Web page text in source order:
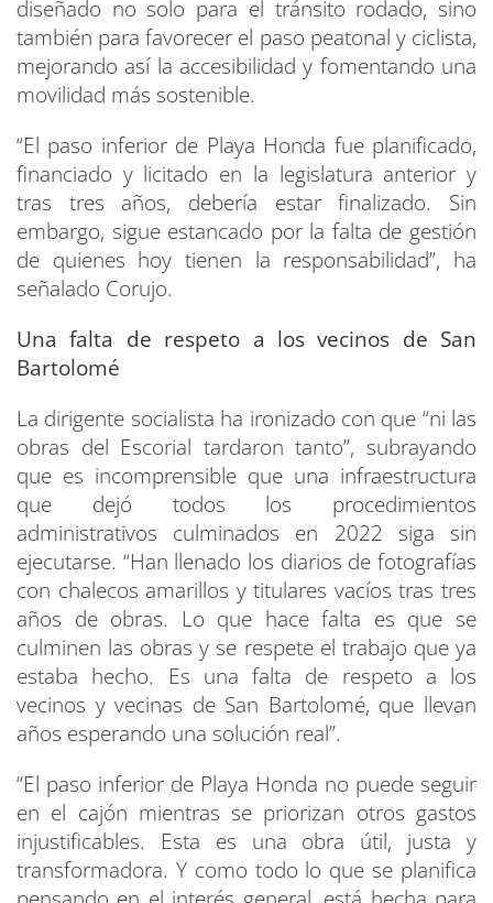
diseñado no solo para el tránsito rodado, sino
también para favorecer el paso peatonal y ciclista,
mejorando así la accesibilidad y fomentando una
movilidad más sostenible.
“El paso inferior de Playa Honda fue planificado,
financiado y licitado en la legislatura anterior y
tras tres años, debería estar finalizado. Sin
embargo, sigue estancado por la falta de gestión
de quienes hoy tienen la responsabilidad”, ha
señalado Corujo.
Una falta de respeto a los vecinos de San
Bartolomé
La dirigente socialista ha ironizado con que “ni las
obras del Escorial tardaron tanto”, subrayando
que es incomprensible que una infraestructura
que dejó todos los procedimientos
administrativos culminados en 2022 siga sin
ejecutarse. “Han llenado los diarios de fotografías
con chalecos amarillos y titulares vacíos tras tres
años de obras. Lo que hace falta es que se
culminen las obras y se respete el trabajo que ya
estaba hecho. Es una falta de respeto a los
vecinos y vecinas de San Bartolomé, que llevan
años esperando una solución real”.
“El paso inferior de Playa Honda no puede seguir
en el cajón mientras se priorizan otros gastos
injustificables. Esta es una obra útil, justa y
transformadora. Y como todo lo que se planifica